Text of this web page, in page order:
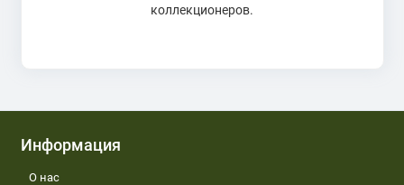
коллекционеров.
Информация
О нас